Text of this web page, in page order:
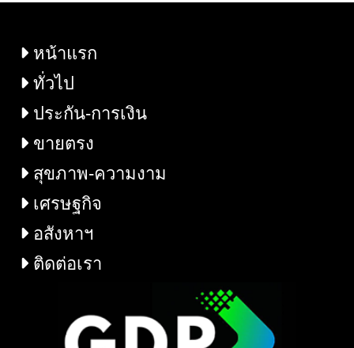
หน้าแรก
ทั่วไป
ประกัน-การเงิน
ขายตรง
สุขภาพ-ความงาม
เศรษฐกิจ
อสังหาฯ
ติดต่อเรา